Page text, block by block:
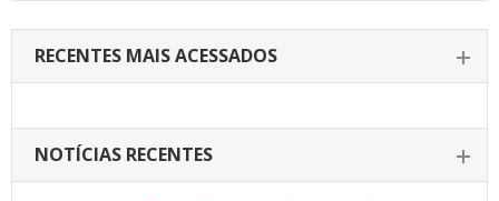
RECENTES MAIS ACESSADOS
NOTÍCIAS RECENTES